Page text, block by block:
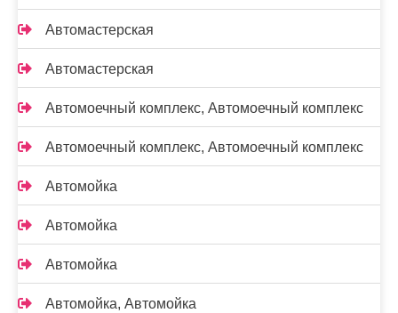
Автомастерская
Автомастерская
Автомоечный комплекс, Автомоечный комплекс
Автомоечный комплекс, Автомоечный комплекс
Автомойка
Автомойка
Автомойка
Автомойка, Автомойка